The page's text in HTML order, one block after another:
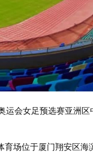
会女足预选赛亚洲
场位于厦门翔安区